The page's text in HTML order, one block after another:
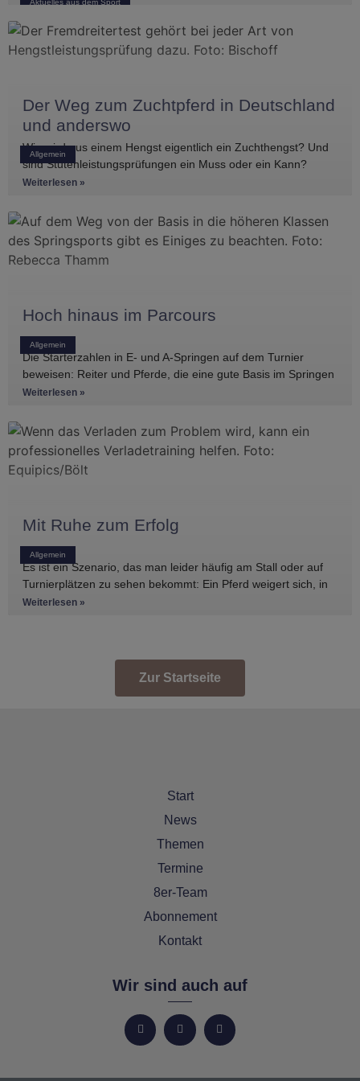
Aktuelles aus dem Sport
Allgemein
Der Weg zum Zuchtpferd in Deutschland
und anderswo
Wie wird aus einem Hengst eigentlich ein Zuchthengst? Und
sind Stutenleistungsprüfungen ein Muss oder ein Kann?
Einblicke in die Regelwerke
Weiterlesen »
Allgemein
Hoch hinaus im Parcours
Die Starterzahlen in E- und A-Springen auf dem Turnier
beweisen: Reiter und Pferde, die eine gute Basis im Springen
haben, gibt es
Weiterlesen »
Allgemein
Mit Ruhe zum Erfolg
Es ist ein Szenario, das man leider häufig am Stall oder auf
Turnierplätzen zu sehen bekommt: Ein Pferd weigert sich, in
den Anhänger zu
Weiterlesen »
Zur Startseite
Start
News
Themen
Termine
8er-Team
Abonnement
Kontakt
Wir sind auch auf